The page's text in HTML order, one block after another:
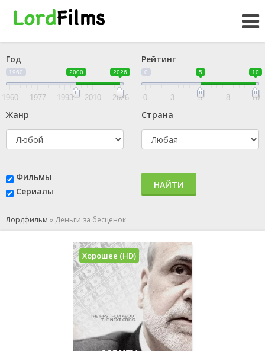
Год
1960 2000 2026
1960 1977 1993 2010 2026
Рейтинг
0 5 10
0 3 5 8 10
Жанр Страна
Фильмы
Сериалы
НАЙТИ
Лордфильм » Деньги за бесценок
Хорошее (HD)